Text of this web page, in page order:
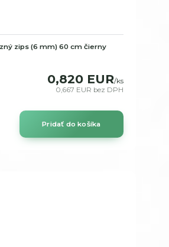
zips (6 mm) 60 cm čierny
0,820 EUR/ks
0,667 EUR bez DPH
Pridať do košíka